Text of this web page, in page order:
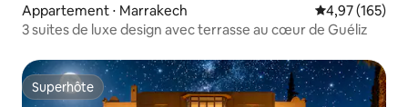
Appartement ⋅ Marrakech Évaluation
4,97 (165)
3 suites de luxe design avec terrasse au cœur de Guéliz
Superhôte
Superhôte